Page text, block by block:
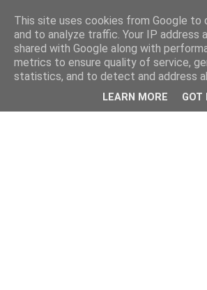
This site uses cookies from Google to
and to analyze traffic. Your IP address
shared with Google along with
metrics to ensure quality of service,
statistics, and to detect and address
LEARN MORE GOT